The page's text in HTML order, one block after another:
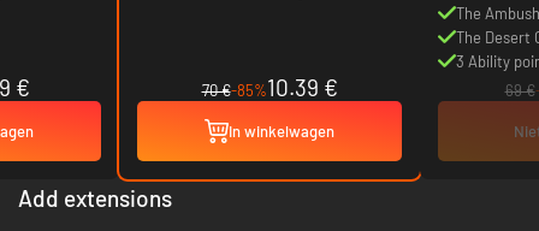
€ 70 €-85%10.39 €
In winkelwagen
The
The Desert
3 Ability
69 €
Add extensions